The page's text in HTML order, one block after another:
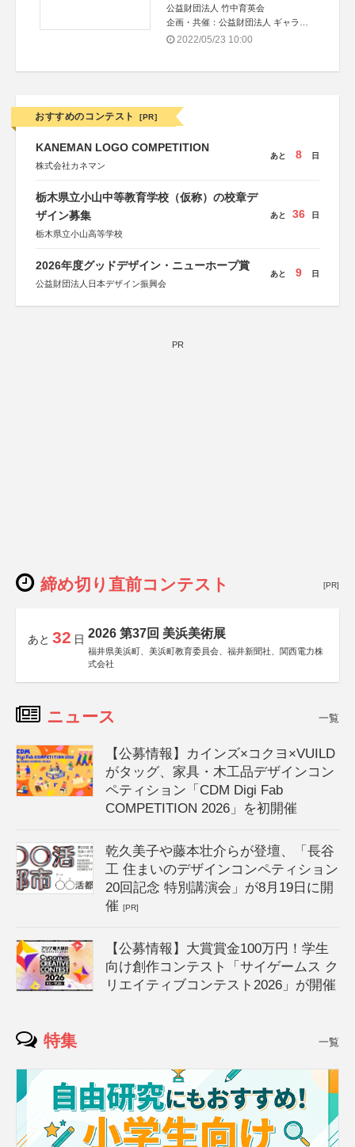
公益財団法人 竹中育英会
企画・共催：公益財団法人 ギャラリ
ー エー クワッド
2022/05/23 10:00
おすすめのコンテスト [PR]
KANEMAN LOGO COMPETITION
株式会社カネマン
あと 8 日
栃木県立小山中等教育学校（仮称）の校章デ
ザイン募集
栃木県立小山高等学校
あと 36 日
2026年度グッドデザイン・ニューホープ賞
公益財団法人日本デザイン振興会
あと 9 日
PR
締め切り直前コンテスト [PR]
あと 32 日 2026 第37回 美浜美術展
福井県美浜町、美浜町教育委員会、福井新聞社、関西電力株
式会社
ニュース 一覧
【公募情報】カインズ×コクヨ×VUILD
がタッグ、家具・木工品デザインコン
ペティション「CDM Digi Fab
COMPETITION 2026」を初開催
乾久美子や藤本壮介らが登壇、「長谷
工 住まいのデザインコンペティション
20回記念 特別講演会」が8月19日に開
催[PR]
【公募情報】大賞賞金100万円！学生
向け創作コンテスト「サイゲームス ク
リエイティブコンテスト2026」が開催
特集 一覧